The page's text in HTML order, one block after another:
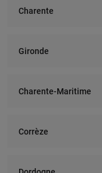
Charente
Gironde
Charente-Maritime
Corrèze